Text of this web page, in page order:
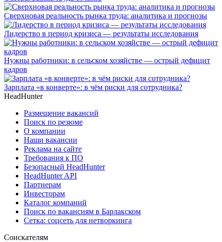
Сверхновая реальность рынка труда: аналитика и прогнозы
Лидерство в период кризиса — результаты исследования
Нужны работники: в сельском хозяйстве — острый дефицит
кадров
Зарплата «в конверте»: в чём риски для сотрудника?
HeadHunter
Размещение вакансий
Поиск по резюме
О компании
Наши вакансии
Реклама на сайте
Требования к ПО
Безопасный HeadHunter
HeadHunter API
Партнерам
Инвесторам
Каталог компаний
Поиск по вакансиям в Барлакском
Сетка: соцсеть для нетворкинга
Соискателям